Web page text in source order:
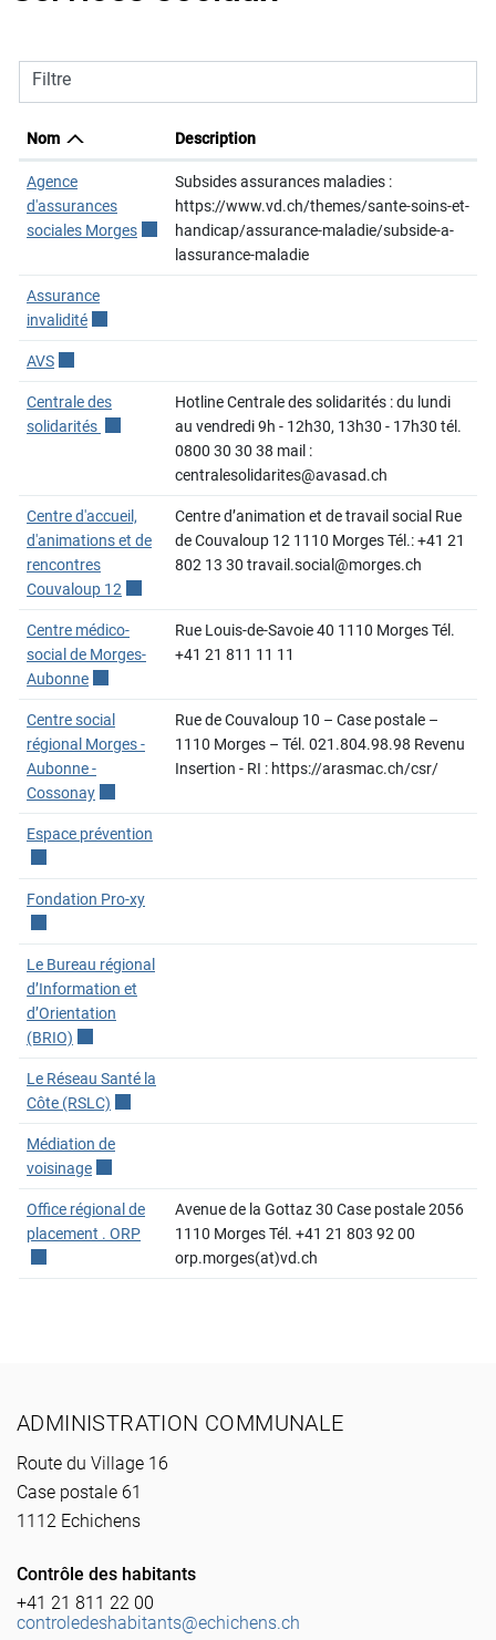
Filtre
Nom Description
Agence
d'assurances
sociales Morges Ce lien externe va ouvrir une nouvelle fenêtre.
Subsides assurances maladies :
https://www.vd.ch/themes/sante-soins-et-
handicap/assurance-maladie/subside-a-
lassurance-maladie
Assurance
invalidité
AVS
Centrale des
solidarités
Ce lien externe va ouvrir une nouvelle fenêtre.
Hotline Centrale des solidarités : du lundi
au vendredi 9h - 12h30, 13h30 - 17h30 tél.
0800 30 30 38 mail :
centralesolidarites@avasad.ch
Centre d'accueil,
d'animations et de
rencontres
Couvaloup 12
Centre d’animation et de travail social Rue
de Couvaloup 12 1110 Morges Tél.: +41 21
802 13 30 travail.social@morges.ch
Centre médico-
social de Morges-
Aubonne
Rue Louis-de-Savoie 40 1110 Morges Tél.
+41 21 811 11 11
Centre social
régional Morges -
Aubonne -
Cossonay
Rue de Couvaloup 10 – Case postale –
1110 Morges – Tél. 021.804.98.98 Revenu
Insertion - RI : https://arasmac.ch/csr/
Espace prévention
Fondation Pro-xy
Le Bureau régional
d’Information et
d’Orientation
(BRIO)
Le Réseau Santé la
Côte (RSLC)
Médiation de
voisinage
Office régional de
placement . ORP Ce lien externe va ouvrir une nouvelle fenêtre.
Avenue de la Gottaz 30 Case postale 2056
1110 Morges Tél. +41 21 803 92 00
orp.morges(at)vd.ch
ADMINISTRATION COMMUNALE
Route du Village 16
Case postale 61
1112 Echichens
Contrôle des habitants
+41 21 811 22 00
controledeshabitants@echichens.ch